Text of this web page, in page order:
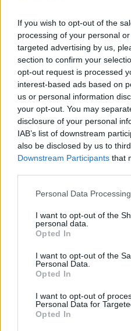
If you wish to opt-out of the
processing of your personal
targeted advertising by us,
section to confirm your
opt-out request is processed
interest-based ads based on
us or personal information
your opt-out. You may
disclosure of your personal
IAB’s list of downstream
also be disclosed by us to
Downstream Participants that
Please note that this website/
not limited to your visit or
grant or deny consent to
use your data for below
consent section.
Personal Data
I want to opt-out of the
personal data.
Opted In
I want to opt-out of the
Personal Data.
Opted In
I want to opt-out of
Personal Data for
Opted In
Continua a leggere
NEWS